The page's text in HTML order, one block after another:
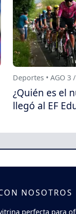
Deportes • AGO 3
¿Quién es el
llegó al EF
NOSOTROS
perfecta para